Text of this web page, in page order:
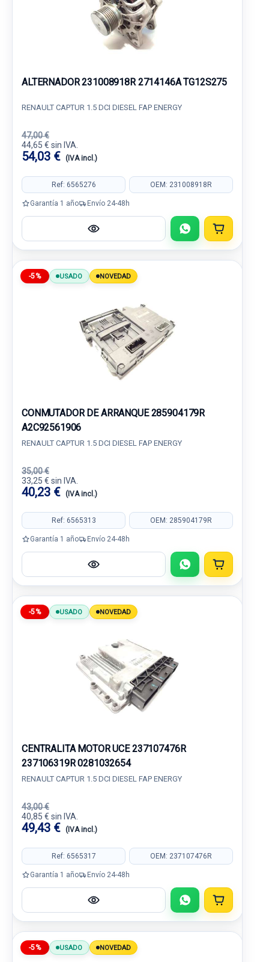
ALTERNADOR 231008918R 2714146A TG12S275
RENAULT CAPTUR 1.5 DCI DIESEL FAP ENERGY
47,00 €
44,65 € sin IVA.
54,03 € (IVA incl.)
Ref: 6565276 OEM: 231008918R
Garantía 1 año Envío 24-48h
-5% USADO NOVEDAD
CONMUTADOR DE ARRANQUE 285904179R
A2C92561906
RENAULT CAPTUR 1.5 DCI DIESEL FAP ENERGY
35,00 €
33,25 € sin IVA.
40,23 € (IVA incl.)
Ref: 6565313 OEM: 285904179R
Garantía 1 año Envío 24-48h
-5% USADO NOVEDAD
CENTRALITA MOTOR UCE 237107476R
237106319R 0281032654
RENAULT CAPTUR 1.5 DCI DIESEL FAP ENERGY
43,00 €
40,85 € sin IVA.
49,43 € (IVA incl.)
Ref: 6565317 OEM: 237107476R
Garantía 1 año Envío 24-48h
-5% USADO NOVEDAD